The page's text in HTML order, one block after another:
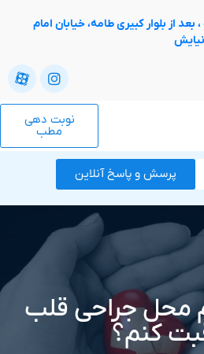
بعد از بلوار کبیری طامه، خیابان امام
نوبت دهی
مطب
پرسش و پاسخ آنلاین
محل جراحی قلب
کنم؟